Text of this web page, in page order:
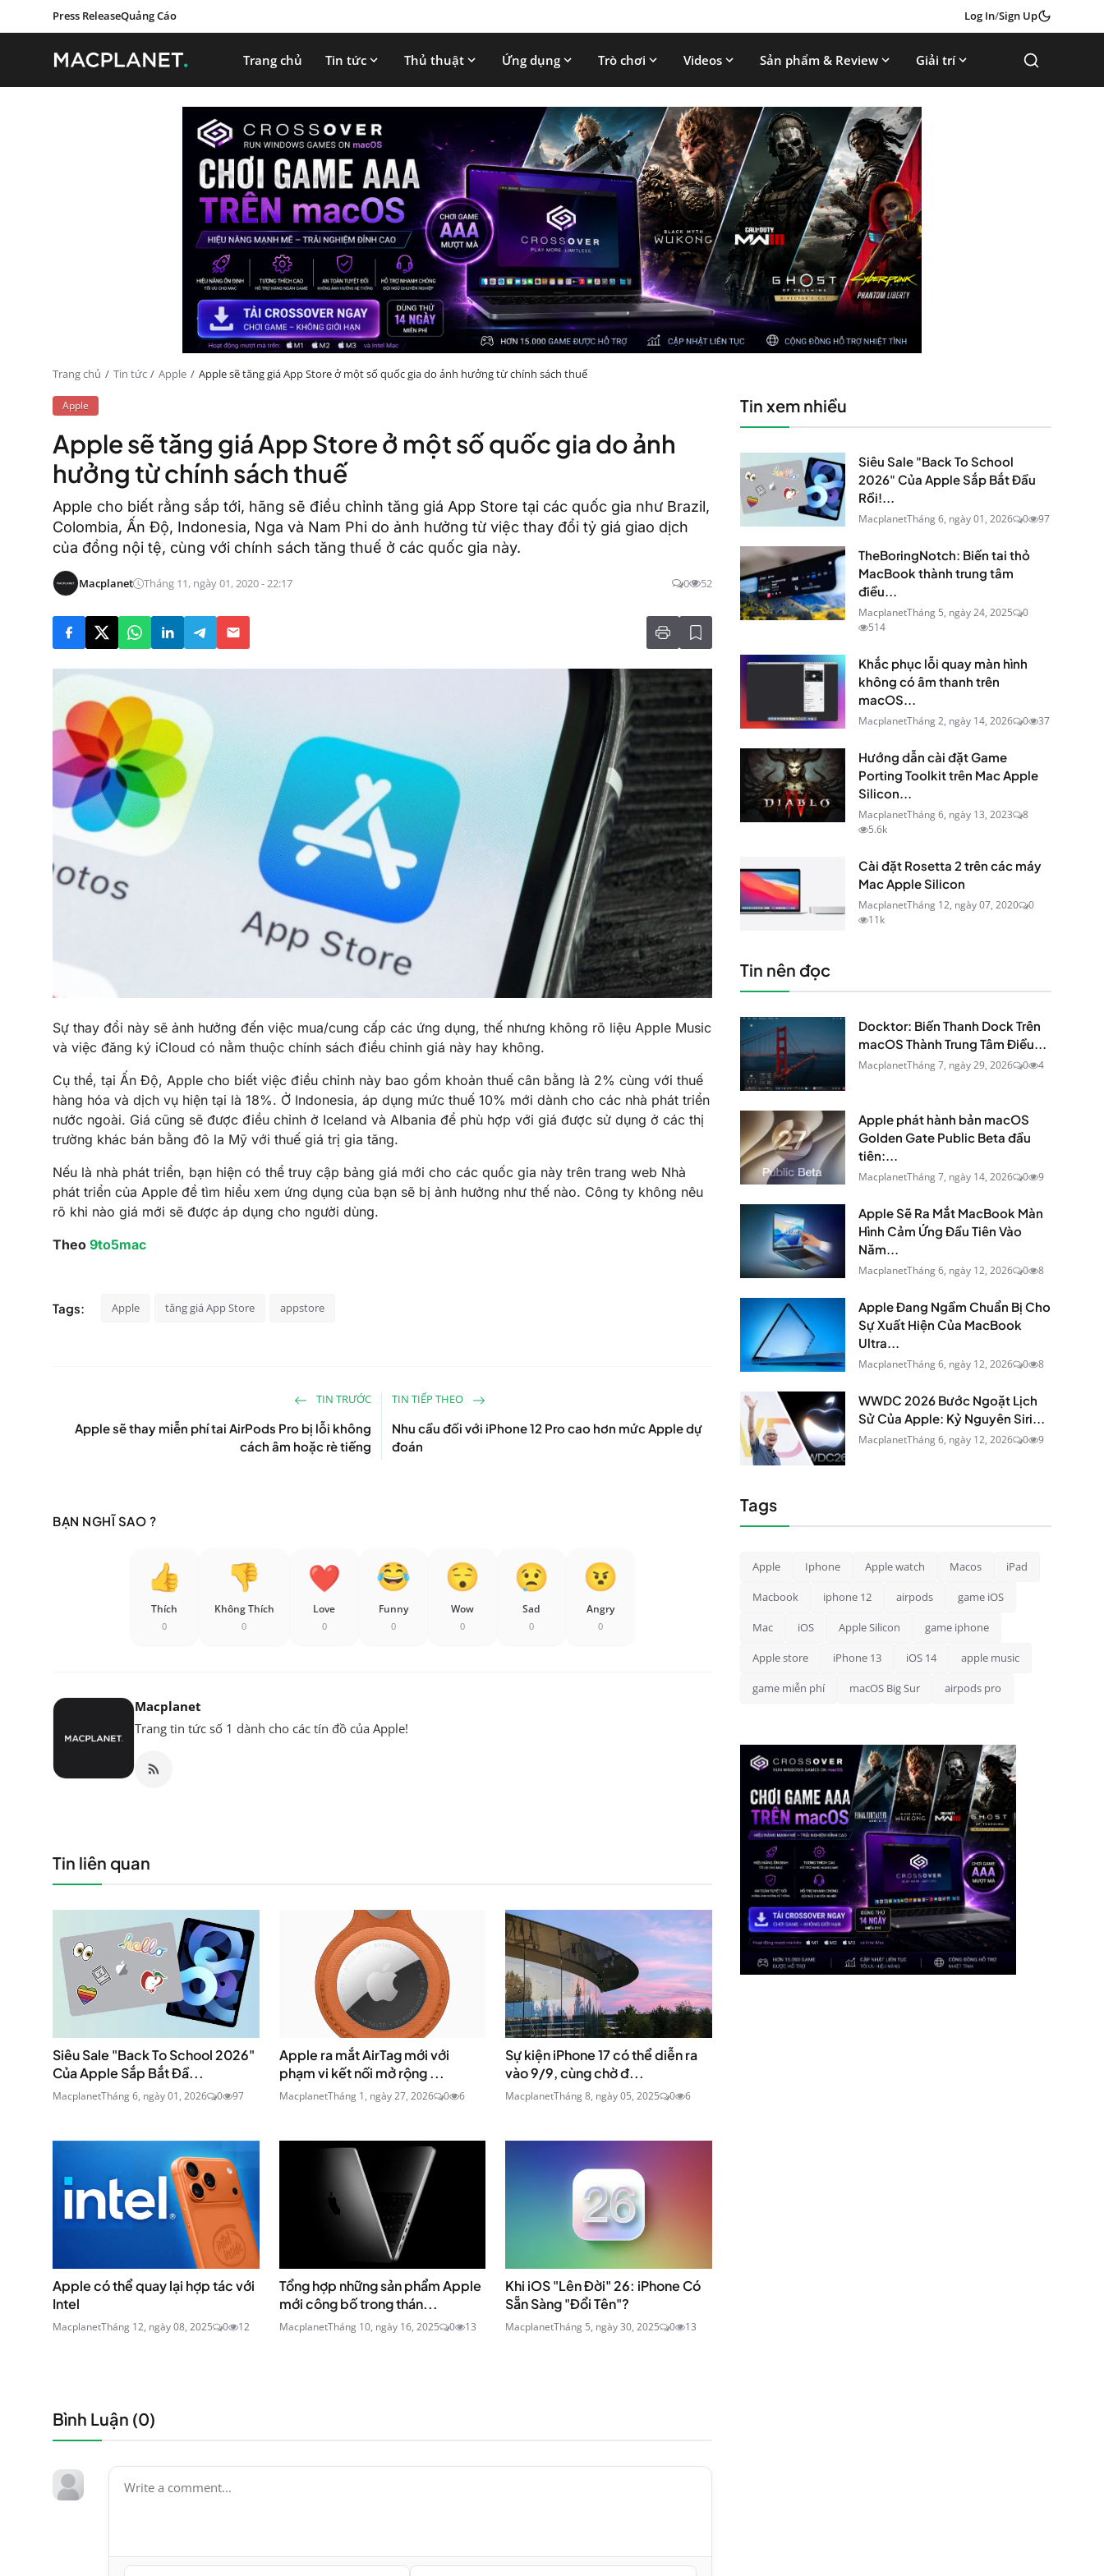
Press ReleaseQuảng Cáo Log In/Sign Up
Trang chủ Tin tức Thủ thuật Ứng dụng Trò chơi Videos Sản phẩm & Review Giải trí
Trang chủ Tin tức Apple Apple sẽ tăng giá App Store ở một số quốc gia do ảnh hưởng từ chính sách thuế
Apple
Apple sẽ tăng giá App Store ở một số quốc gia do ảnh
hưởng từ chính sách thuế
Apple cho biết rằng sắp tới, hãng sẽ điều chỉnh tăng giá App Store tại các quốc gia như Brazil,
Colombia, Ấn Độ, Indonesia, Nga và Nam Phi do ảnh hưởng từ việc thay đổi tỷ giá giao dịch
của đồng nội tệ, cùng với chính sách tăng thuế ở các quốc gia này.
Macplanet Tháng 11, ngày 01, 2020 - 22:17 0 52
Sự thay đổi này sẽ ảnh hưởng đến việc mua/cung cấp các ứng dụng, thế nhưng không rõ liệu Apple Music
và việc đăng ký iCloud có nằm thuộc chính sách điều chỉnh giá này hay không.
Cụ thể, tại Ấn Độ, Apple cho biết việc điều chỉnh này bao gồm khoản thuế cân bằng là 2% cùng với thuế
hàng hóa và dịch vụ hiện tại là 18%. Ở Indonesia, áp dụng mức thuế 10% mới dành cho các nhà phát triển
nước ngoài. Giá cũng sẽ được điều chỉnh ở Iceland và Albania để phù hợp với giá được sử dụng ở các thị
trường khác bán bằng đô la Mỹ với thuế giá trị gia tăng.
Nếu là nhà phát triển, bạn hiện có thể truy cập bảng giá mới cho các quốc gia này trên trang web Nhà
phát triển của Apple để tìm hiểu xem ứng dụng của bạn sẽ bị ảnh hưởng như thế nào. Công ty không nêu
rõ khi nào giá mới sẽ được áp dụng cho người dùng.
Theo 9to5mac
Tags: Apple tăng giá App Store appstore
TIN TRƯỚC
Apple sẽ thay miễn phí tai AirPods Pro bị lỗi không
cách âm hoặc rè tiếng
TIN TIẾP THEO
Nhu cầu đối với iPhone 12 Pro cao hơn mức Apple dự
đoán
BẠN NGHĨ SAO ?
Thích
0
Không Thích
0
Love
0
Funny
0
Wow
0
Sad
0
Angry
0
Macplanet
Trang tin tức số 1 dành cho các tín đồ của Apple!
Tin liên quan
Siêu Sale "Back To School 2026"
Của Apple Sắp Bắt Đầ...
MacplanetTháng 6, ngày 01, 2026 0 97
Apple ra mắt AirTag mới với
phạm vi kết nối mở rộng ...
MacplanetTháng 1, ngày 27, 2026 0 6
Sự kiện iPhone 17 có thể diễn ra
vào 9/9, cùng chờ đ...
MacplanetTháng 8, ngày 05, 2025 0 6
Apple có thể quay lại hợp tác với
Intel
MacplanetTháng 12, ngày 08, 2025 0 12
Tổng hợp những sản phẩm Apple
mới công bố trong thán...
MacplanetTháng 10, ngày 16, 2025 0 13
Khi iOS "Lên Đời" 26: iPhone Có
Sẵn Sàng "Đổi Tên"?
MacplanetTháng 5, ngày 30, 2025 0 13
Bình Luận (0)
Tin xem nhiều
Siêu Sale "Back To School
2026" Của Apple Sắp Bắt Đầu
Rồi!...
MacplanetTháng 6, ngày 01, 2026 0 97
TheBoringNotch: Biến tai thỏ
MacBook thành trung tâm
điều...
MacplanetTháng 5, ngày 24, 2025
0
514
Khắc phục lỗi quay màn hình
không có âm thanh trên
macOS...
MacplanetTháng 2, ngày 14, 2026 0 37
Hướng dẫn cài đặt Game
Porting Toolkit trên Mac Apple
Silicon...
MacplanetTháng 6, ngày 13, 2023
8
5.6k
Cài đặt Rosetta 2 trên các máy
Mac Apple Silicon
MacplanetTháng 12, ngày 07, 2020
0
11k
Tin nên đọc
Docktor: Biến Thanh Dock Trên
macOS Thành Trung Tâm Điều...
MacplanetTháng 7, ngày 29, 2026 0 4
Apple phát hành bản macOS
Golden Gate Public Beta đầu
tiên:...
MacplanetTháng 7, ngày 14, 2026 0 9
Apple Sẽ Ra Mắt MacBook Màn
Hình Cảm Ứng Đầu Tiên Vào
Năm...
MacplanetTháng 6, ngày 12, 2026 0 8
Apple Đang Ngầm Chuẩn Bị Cho
Sự Xuất Hiện Của MacBook
Ultra...
MacplanetTháng 6, ngày 12, 2026 0 8
WWDC 2026 Bước Ngoặt Lịch
Sử Của Apple: Kỷ Nguyên Siri...
MacplanetTháng 6, ngày 12, 2026 0 9
Tags
Apple Iphone Apple watch Macos iPad
Macbook iphone 12 airpods game iOS
Mac iOS Apple Silicon game iphone
Apple store iPhone 13 iOS 14 apple music
game miễn phí macOS Big Sur airpods pro